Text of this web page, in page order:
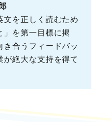
文を正しく読むため
」を第一目標に掲
き合うフィードバッ
が絶大な支持を得て